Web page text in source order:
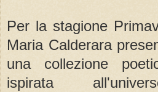
Per la stagione
Maria Calderara
una collezione
ispirata